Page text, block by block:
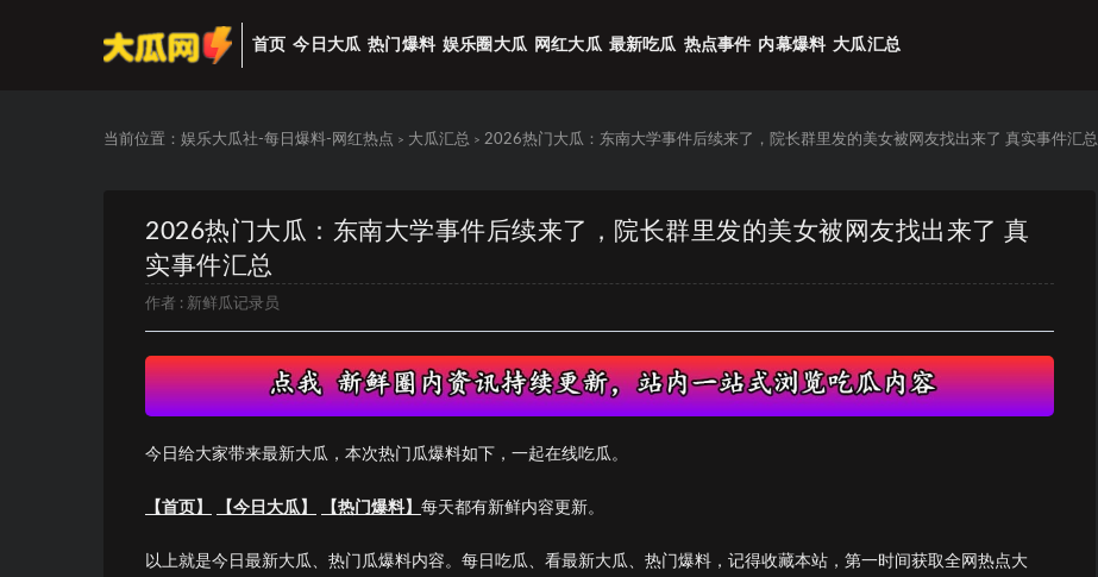
首页 今日大瓜 热门爆料 娱乐圈大瓜 网红大瓜 最新吃瓜 热点事件 内幕爆料 大瓜汇总
当前位置： 娱乐大瓜社-每日爆料-网红热点 > 大瓜汇总 > 2026热门大瓜：东南大学事件后续来了，院长群里发的美女被网友找出来了 真实事件汇总
2026热门大瓜：东南大学事件后续来了，院长群里发的美女被网友找出来了 真
实事件汇总
作者 : 新鲜瓜记录员
今日给大家带来最新大瓜，本次热门瓜爆料如下，一起在线吃瓜。
【首页】 【今日大瓜】 【热门爆料】 每天都有新鲜内容更新。
以上就是今日最新大瓜、热门瓜爆料内容。每日吃瓜、看最新大瓜、热门爆料，记得收藏本站，第一时间获取全网热点大